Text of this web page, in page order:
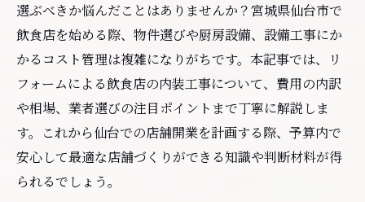
選ぶべきか悩んだことはありませんか？宮城県仙台市で
飲食店を始める際、物件選びや厨房設備、設備工事にか
かるコスト管理は複雑になりがちです。本記事では、リ
フォームによる飲食店の内装工事について、費用の内訳
や相場、業者選びの注目ポイントまで丁寧に解説しま
す。これから仙台での店舗開業を計画する際、予算内で
安心して最適な店舗づくりができる知識や判断材料が得
られるでしょう。